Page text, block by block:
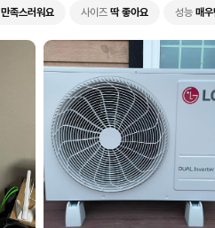
만족스러워요 사이즈 딱 좋아요 성능 매